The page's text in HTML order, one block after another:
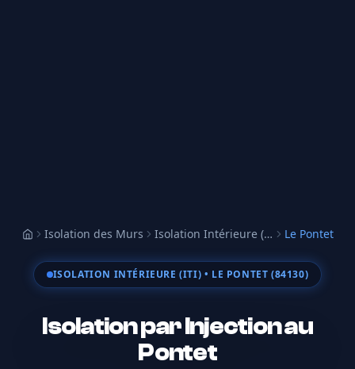
AccueilIsolation des Murs Isolation Intérieure (ITI) Le Pontet
ISOLATION INTÉRIEURE (ITI) • LE PONTET (84130)
Isolation par Injection au
Pontet